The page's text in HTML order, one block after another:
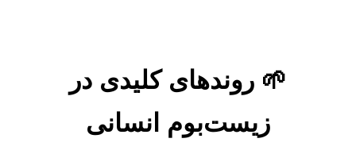
🌱 روندهای کلیدی در
زیست‌بوم انسانی